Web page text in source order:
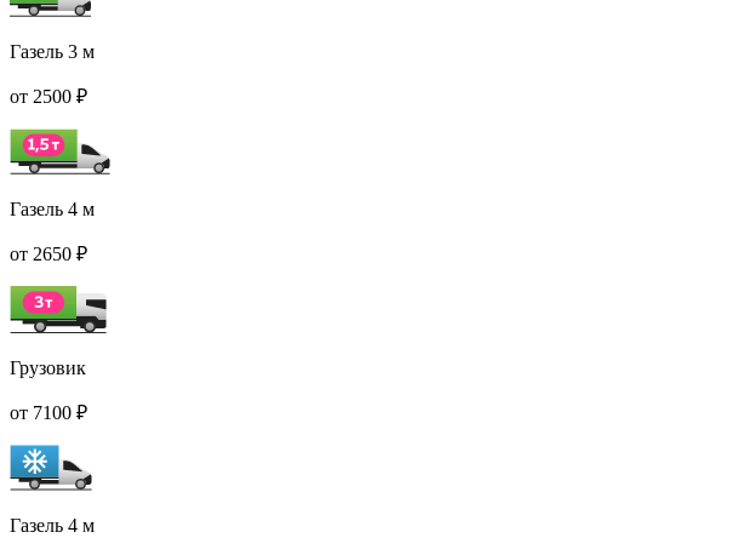
Газель 3 м
от 2500 ₽
Газель 4 м
от 2650 ₽
Грузовик
от 7100 ₽
Газель 4 м